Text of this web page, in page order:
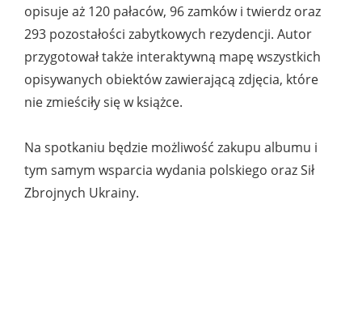
opisuje aż 120 pałaców, 96 zamków i twierdz oraz
293 pozostałości zabytkowych rezydencji. Autor
przygotował także interaktywną mapę wszystkich
opisywanych obiektów zawierającą zdjęcia, które
nie zmieściły się w książce.
Na spotkaniu będzie możliwość zakupu albumu i
tym samym wsparcia wydania polskiego oraz Sił
Zbrojnych Ukrainy.